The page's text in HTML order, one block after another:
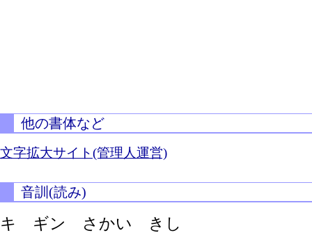
他の書体など
文字拡大サイト(管理人運営)
音訓(読み)
キ ギン さかい きし